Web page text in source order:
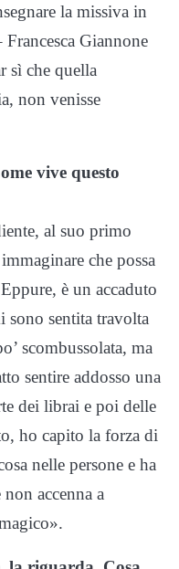
la missiva in
Giannone
sì che quella
non venisse
vive questo
al suo primo
che possa
è un accaduto
sono sentita travolta
scombussolata, ma
sentire addosso una
dei librai e poi delle
ho capito la forza di
nelle persone e ha
accenna a